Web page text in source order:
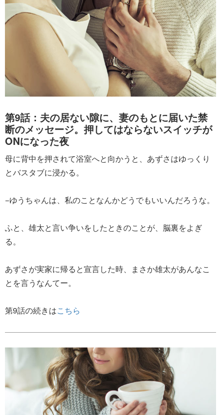
第9話：夫の居ない隙に、妻のもとに届いた禁
断のメッセージ。押してはならないスイッチが
ONになった夜
母に背中を押されて浴室へと向かうと、あずさはゆっくり
とバスタブに浸かる。
−ゆうちゃんは、私のことなんかどうでもいいんだろうな。
ふと、雄太と言い争いをしたときのことが、脳裏をよぎ
る。
あずさが実家に帰ると宣言した時、まさか雄太があんなこ
とを言うなんてー。
第9話の続きはこちら